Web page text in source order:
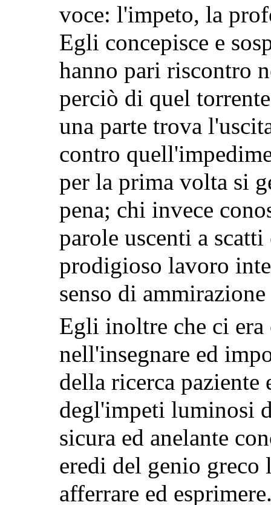
voce: l'impeto, la
Egli concepisce e
hanno pari riscontro
perciò di quel
una parte trova
contro
per la prima volta si
pena; chi invece
parole uscenti a
prodigioso lavoro
senso di
Egli inoltre che ci era
nell'insegnare ed
della ricerca paziente
degl'impeti luminosi
sicura ed anelante
eredi del genio greco
afferrare ed